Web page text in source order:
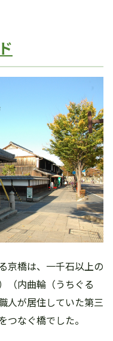
京橋は、一千石以上の
（内曲輪（うちぐる
人が居住していた第三
なぐ橋でした。